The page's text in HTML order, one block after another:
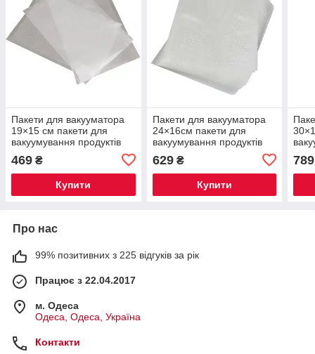
Пакети для вакууматора
19×15 см пакети для
вакуумування продуктів
469 ₴
Купити
Пакети для вакууматора
24×16см пакети для
вакуумування продуктів
629₴
Купити
789
Про нас
99% позитивних з 225 відгуків за рік
Працює з 22.04.2017
м. Одеса
Одеса, Одеса, Україна
Контакти